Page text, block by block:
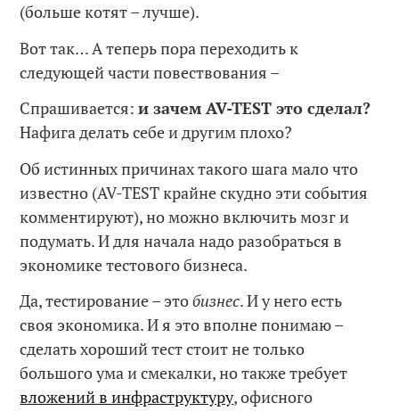
(больше котят – лучше).
Вот так… А теперь пора переходить к
следующей части повествования –
Спрашивается:и зачемAV-TEST это сделал?
Нафига делать себе и другим плохо?
Об истинных причинах такого шага мало что
известно (AV-TEST крайне скудно эти события
комментируют), но можно включить мозг и
подумать. И для начала надо разобраться в
экономике тестового бизнеса.
Да, тестирование – этобизнес. И у него есть
своя экономика. И я это вполне понимаю –
сделать хороший тест стоит не только
большого ума и смекалки, но также требует
вложений в инфраструктуру, офисного